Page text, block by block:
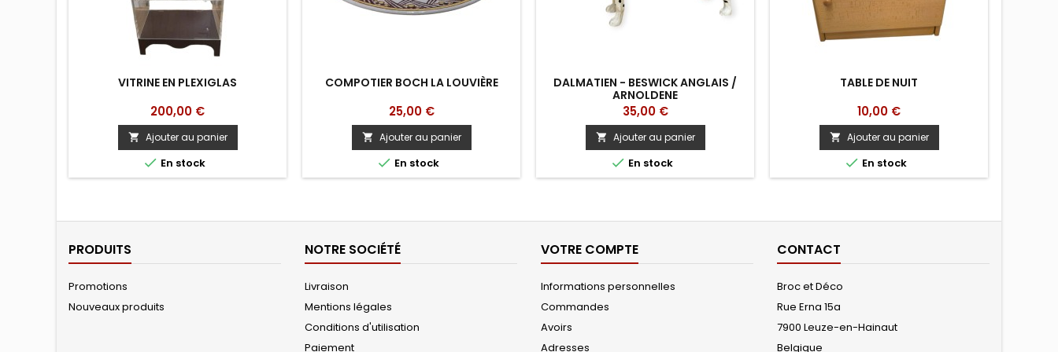
VITRINE EN PLEXIGLAS
Prix
200,00 €
 Ajouter au panier
 En stock
COMPOTIER BOCH LA LOUVIÈRE
Prix
25,00 €
 Ajouter au panier
 En stock
DALMATIEN - BESWICK ANGLAIS /
ARNOLDENE
Prix
35,00 €
 Ajouter au panier
 En stock
TABLE DE NUIT
Prix
10,00 €
 Ajouter au panier
 En stock
PRODUITS
Promotions
Nouveaux produits
NOTRE SOCIÉTÉ
Livraison
Mentions légales
Conditions d'utilisation
Paiement
VOTRE COMPTE
Informations personnelles
Commandes
Avoirs
Adresses
CONTACT
Broc et Déco
Rue Erna 15a
7900 Leuze-en-Hainaut
Belgique